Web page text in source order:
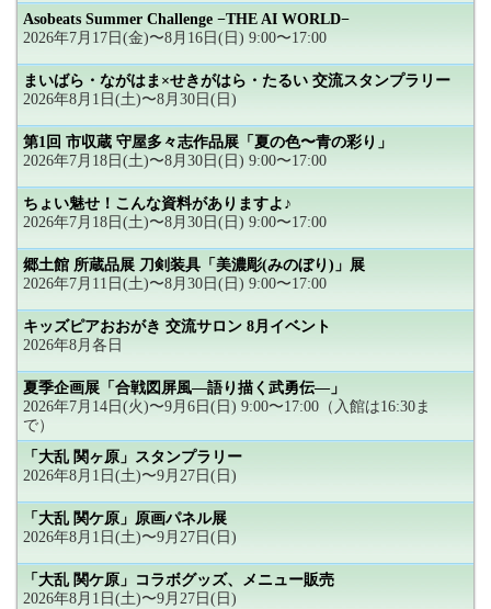
Asobeats Summer Challenge −THE AI WORLD−
2026年7月17日(金)〜8月16日(日) 9:00〜17:00
まいばら・ながはま×せきがはら・たるい 交流スタンプラリー
2026年8月1日(土)〜8月30日(日)
第1回 市収蔵 守屋多々志作品展「夏の色〜青の彩り」
2026年7月18日(土)〜8月30日(日) 9:00〜17:00
ちょい魅せ！こんな資料がありますよ♪
2026年7月18日(土)〜8月30日(日) 9:00〜17:00
郷土館 所蔵品展 刀剣装具「美濃彫(みのぼり)」展
2026年7月11日(土)〜8月30日(日) 9:00〜17:00
キッズピアおおがき 交流サロン 8月イベント
2026年8月各日
夏季企画展「合戦図屏風―語り描く武勇伝―」
2026年7月14日(火)〜9月6日(日) 9:00〜17:00（入館は16:30ま
で）
「大乱 関ヶ原」スタンプラリー
2026年8月1日(土)〜9月27日(日)
「大乱 関ケ原」原画パネル展
2026年8月1日(土)〜9月27日(日)
「大乱 関ケ原」コラボグッズ、メニュー販売
2026年8月1日(土)〜9月27日(日)